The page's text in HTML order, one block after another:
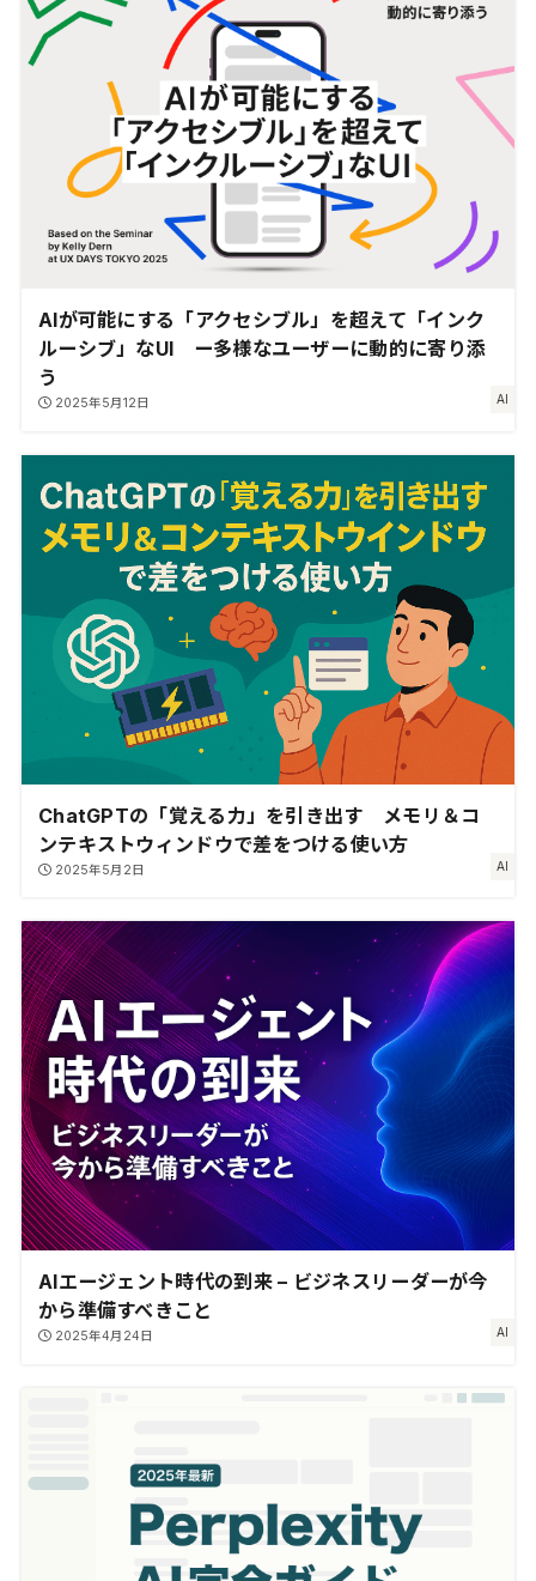
AI
AIが可能にする「アクセシブル」を超えて「インク
ルーシブ」なUI ー多様なユーザーに動的に寄り添
う
2025年5月12日
AI
ChatGPTの「覚える力」を引き出す メモリ＆コ
ンテキストウィンドウで差をつける使い方
2025年5月2日
AI
AIエージェント時代の到来 – ビジネスリーダーが今
から準備すべきこと
2025年4月24日